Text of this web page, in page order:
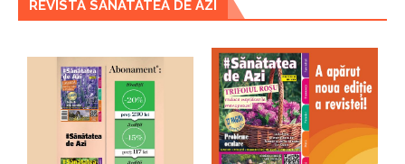
REVISTA SANATATEA DE AZI